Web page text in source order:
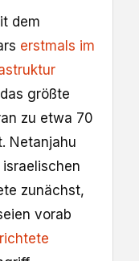
dem
erstmals im
größte
zu etwa 70
Netanjahu
zunächst,
vorab